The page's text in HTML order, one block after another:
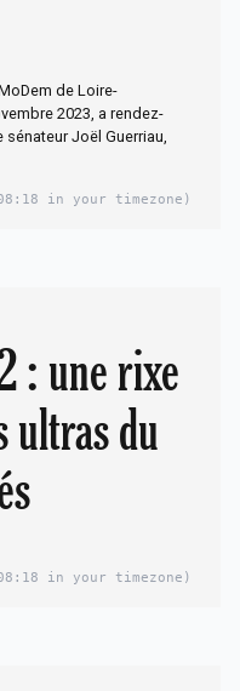
de Loire-
2023, a rendez-
Joël Guerriau,
in your timezone)
: une rixe
ultras du
in your timezone)